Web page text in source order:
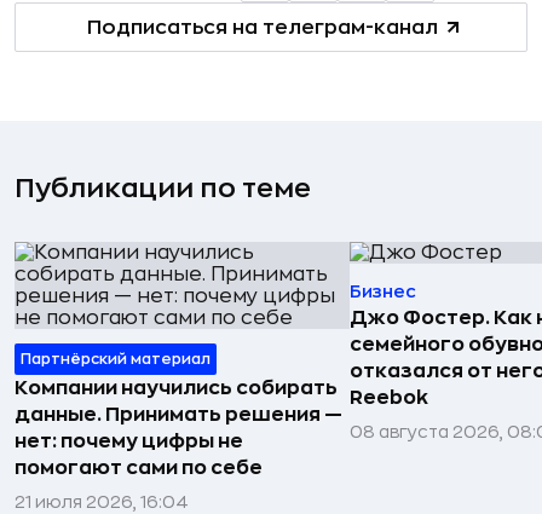
Подписаться на телеграм-канал
Публикации по теме
Партнёрский материал
Компании научились собирать
данные. Принимать решения —
нет: почему цифры не
помогают сами по себе
21 июля 2026, 16:04
Бизнес
Джо Фостер. Как
семейного
отказался от
Reebok
08 августа 2026,